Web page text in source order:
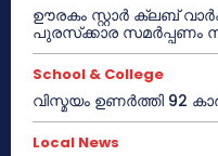
ഊരകം സ്റ്റാർ ക്ലബ്
പുരസ്‌ക്കാര സമർപ്പണം
School & College
വിസ്മയം ഉണർത്തി 92
Local News